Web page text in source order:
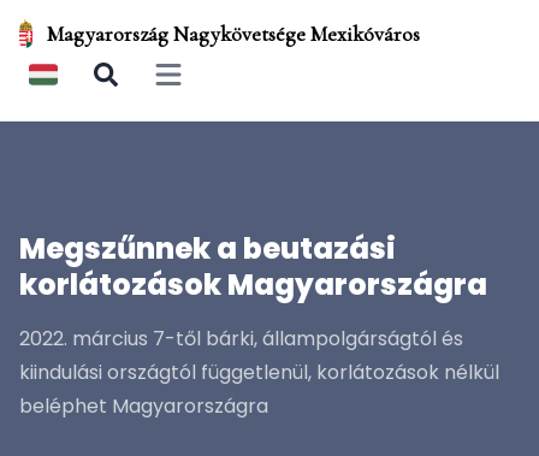
Magyarország Nagykövetsége Mexikóváros
Open main menu
Megszűnnek a beutazási
korlátozások Magyarországra
2022. március 7-től bárki, állampolgárságtól és
kiindulási országtól függetlenül, korlátozások nélkül
beléphet Magyarországra